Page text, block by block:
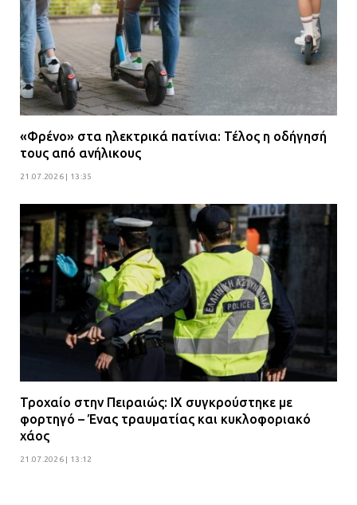
«Φρένο» στα ηλεκτρικά πατίνια: Τέλος η οδήγησή
τους από ανήλικους
21.07.2026 | 13:35
Τροχαίο στην Πειραιώς: ΙΧ συγκρούστηκε με
φορτηγό – Ένας τραυματίας και κυκλοφοριακό
χάος
21.07.2026 | 13:12